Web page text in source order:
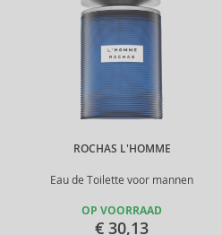
ROCHAS L'HOMME
Eau de Toilette voor mannen
OP VOORRAAD
€ 30,13